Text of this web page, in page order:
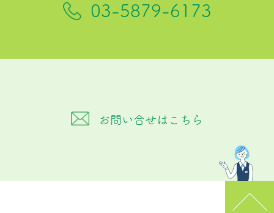
03-5879-6173
お問い合せはこちら